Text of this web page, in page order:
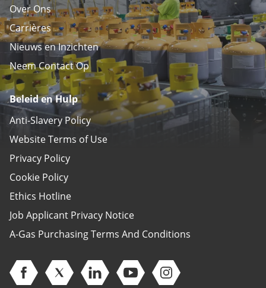
Over Ons
Carrières
Nieuws en Inzichten
Neem Contact Op
Beleid en Hulp
Anti-Slavery Policy
Website Terms of Use
Privacy Policy
Cookie Policy
Ethics Hotline
Job Applicant Privacy Notice
A-Gas Purchasing Terms And Conditions
Open Facebook (opens in new window)
Open Twitter (opens in new window)
Open Linkedin (opens in new window)
Open Youtube (opens in new
Open Instagram